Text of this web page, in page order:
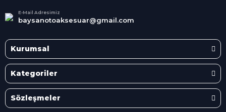
E-Mail Adresimiz
baysanotoaksesuar@gmail.com
Kurumsal
Kategoriler
Sözleşmeler